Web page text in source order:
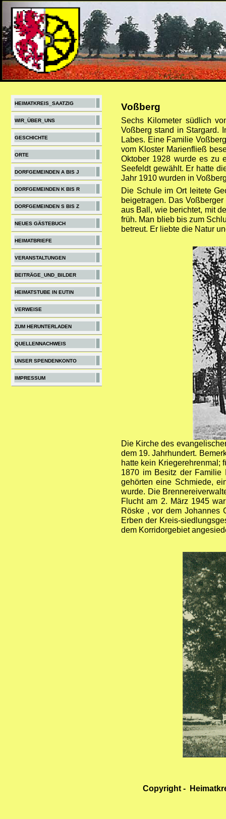
Copyright -
HEIMATKREIS_SAATZIG
WIR_ÜBER_UNS
GESCHICHTE
ORTE
DORFGEMEINDEN A BIS J
DORFGEMEINDEN K BIS R
DORFGEMEINDEN S BIS Z
NEUES GÄSTEBUCH
HEIMATBRIEFE
VERANSTALTUNGEN
BEITRÄGE_UND_BILDER
HEIMATSTUBE IN EUTIN
VERWEISE
ZUM HERUNTERLADEN
QUELLENNACHWEIS
UNSER SPENDENKONTO
IMPRESSUM
Voßberg
Sechs Kilometer südlich
Voßberg stand in Stargard.
Labes. Eine Familie
vom Kloster Marienfließ
Oktober 1928 wurde es zu
Seefeldt gewählt. Er hatte
Jahr 1910 wurden in
Die Schule im Ort leitete
beigetragen. Das
aus Ball, wie berichtet, mit
früh. Man blieb bis zum
betreut. Er liebte die Natur
Die Kirche des
dem 19. Jahrhundert.
hatte kein Kriegerehrenmal;
1870 im Besitz der Familie
gehörten eine Schmiede,
wurde. Die
Flucht am 2. März 1945
Röske , vor dem Johannes
Erben der Kreis-
dem Korridorgebiet